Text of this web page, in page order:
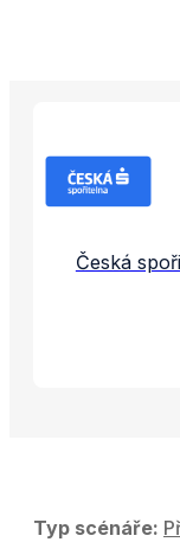
Česká
Typ scénáře: